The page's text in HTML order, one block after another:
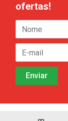
ofertas!